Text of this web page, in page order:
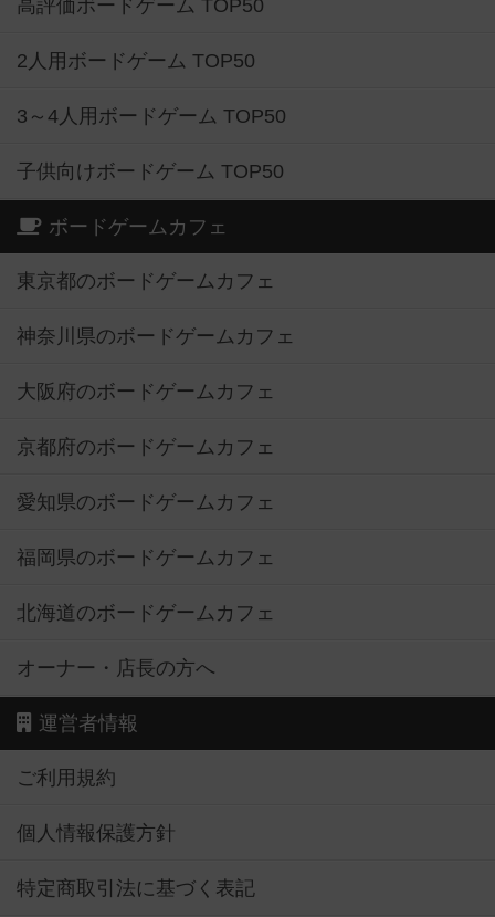
高評価ボードゲーム TOP50
2人用ボードゲーム TOP50
3～4人用ボードゲーム TOP50
子供向けボードゲーム TOP50
ボードゲームカフェ
東京都のボードゲームカフェ
神奈川県のボードゲームカフェ
大阪府のボードゲームカフェ
京都府のボードゲームカフェ
愛知県のボードゲームカフェ
福岡県のボードゲームカフェ
北海道のボードゲームカフェ
オーナー・店長の方へ
運営者情報
ご利用規約
個人情報保護方針
特定商取引法に基づく表記